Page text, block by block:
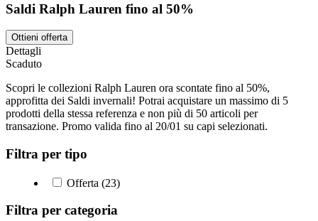
Saldi Ralph Lauren fino al 50%
Ottieni offerta
Dettagli
Scaduto
Scopri le collezioni Ralph Lauren ora scontate fino al 50%,
approfitta dei Saldi invernali! Potrai acquistare un massimo di 5
prodotti della stessa referenza e non più di 50 articoli per
transazione. Promo valida fino al 20/01 su capi selezionati.
Filtra per tipo
Offerta (23)
Filtra per categoria